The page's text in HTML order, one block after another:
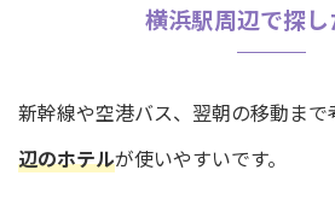
横浜駅周辺で探
新幹線や空港バス、翌朝の移動まで
辺のホテルが使いやすいです。